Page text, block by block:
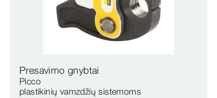
Presavimo gnybtai
Picco
plastikinių vamzdžių sistemoms